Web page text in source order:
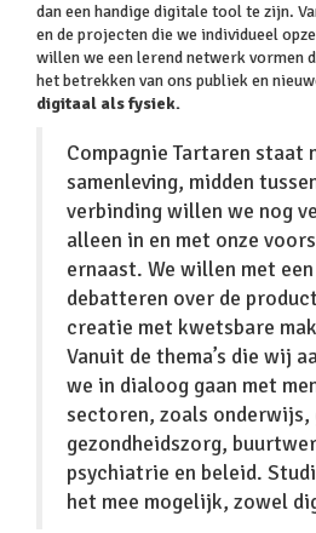
dan een handige digitale tool te zijn.
en de projecten die we individueel
willen we een lerend netwerk vormen
het betrekken van ons publiek en
digitaal als fysiek.
Compagnie Tartaren staat
samenleving, midden
verbinding willen we nog
alleen in en met onze
ernaast. We willen met
debatteren over de
creatie met kwetsbare
Vanuit de thema’s die wij
we in dialoog gaan met
sectoren, zoals
gezondheidszorg,
psychiatrie en beleid.
het mee mogelijk, zowel